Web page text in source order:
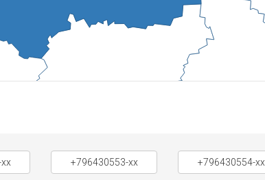
+796430553-xx +796430554-xx